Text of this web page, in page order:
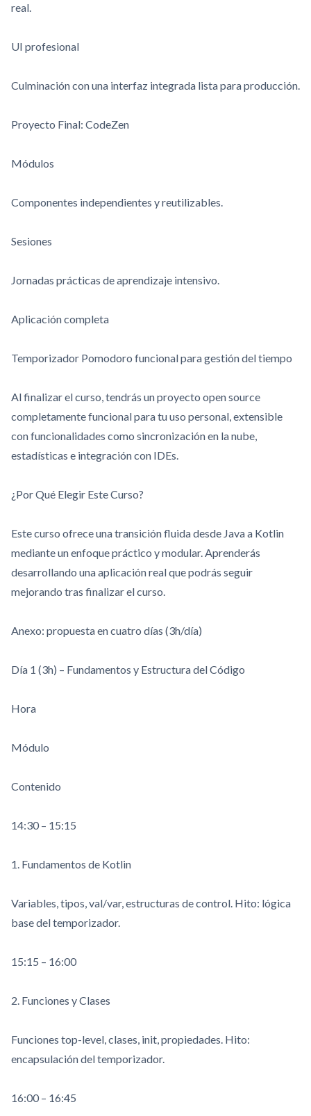
real.
UI profesional
Culminación con una interfaz integrada lista para producción.
Proyecto Final: CodeZen
Módulos
Componentes independientes y reutilizables.
Sesiones
Jornadas prácticas de aprendizaje intensivo.
Aplicación completa
Temporizador Pomodoro funcional para gestión del tiempo
Al finalizar el curso, tendrás un proyecto open source
completamente funcional para tu uso personal, extensible
con funcionalidades como sincronización en la nube,
estadísticas e integración con IDEs.
¿Por Qué Elegir Este Curso?
Este curso ofrece una transición fluida desde Java a Kotlin
mediante un enfoque práctico y modular. Aprenderás
desarrollando una aplicación real que podrás seguir
mejorando tras finalizar el curso.
Anexo: propuesta en cuatro días (3h/día)
Día 1 (3h) – Fundamentos y Estructura del Código
Hora
Módulo
Contenido
14:30 – 15:15
1. Fundamentos de Kotlin
Variables, tipos,val/var, estructuras de control. Hito: lógica
base del temporizador.
15:15 – 16:00
2. Funciones y Clases
Funciones top-level, clases, init, propiedades. Hito:
encapsulación del temporizador.
16:00 – 16:45